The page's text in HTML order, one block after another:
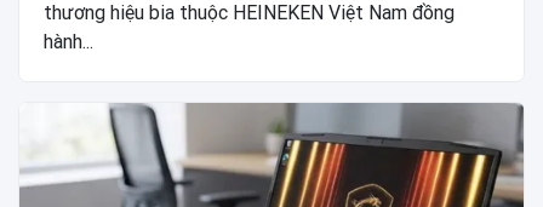
thương hiệu bia thuộc HEINEKEN Việt Nam đồng
hành...